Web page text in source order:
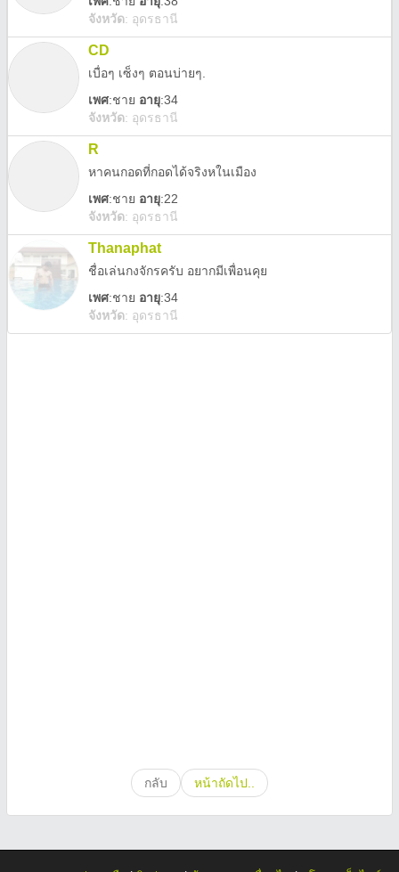
จังหวัด: อุดรธานี
CD
เบื่อๆ เซ็งๆ ตอนบ่ายๆ.
เพศ:ชาย อายุ:34
จังหวัด: อุดรธานี
R
หาคนกอดที่กอดได้จริงหในเมือง
เพศ:ชาย อายุ:22
จังหวัด: อุดรธานี
Thanaphat
ชื่อเล่นกงจักรครับ อยากมีเพื่อนคุย
เพศ:ชาย อายุ:34
จังหวัด: อุดรธานี
กลับ หน้าถัดไป..